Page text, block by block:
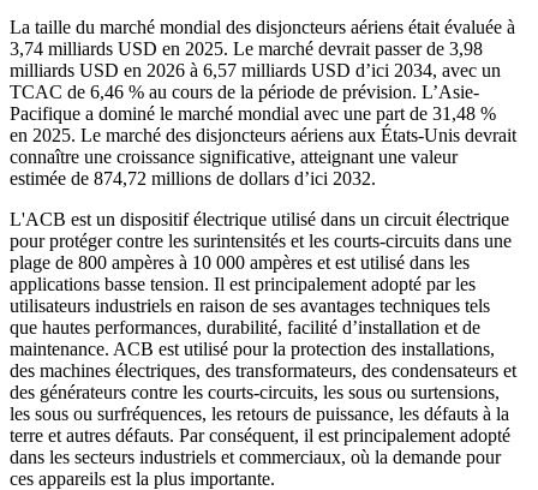
La taille du marché mondial des disjoncteurs aériens était évaluée à
3,74 milliards USD en 2025. Le marché devrait passer de 3,98
milliards USD en 2026 à 6,57 milliards USD d’ici 2034, avec un
TCAC de 6,46 % au cours de la période de prévision. L’Asie-
Pacifique a dominé le marché mondial avec une part de 31,48 %
en 2025. Le marché des disjoncteurs aériens aux États-Unis devrait
connaître une croissance significative, atteignant une valeur
estimée de 874,72 millions de dollars d’ici 2032.
L'ACB est un dispositif électrique utilisé dans un circuit électrique
pour protéger contre les surintensités et les courts-circuits dans une
plage de 800 ampères à 10 000 ampères et est utilisé dans les
applications basse tension. Il est principalement adopté par les
utilisateurs industriels en raison de ses avantages techniques tels
que hautes performances, durabilité, facilité d’installation et de
maintenance. ACB est utilisé pour la protection des installations,
des machines électriques, des transformateurs, des condensateurs et
des générateurs contre les courts-circuits, les sous ou surtensions,
les sous ou surfréquences, les retours de puissance, les défauts à la
terre et autres défauts. Par conséquent, il est principalement adopté
dans les secteurs industriels et commerciaux, où la demande pour
ces appareils est la plus importante.